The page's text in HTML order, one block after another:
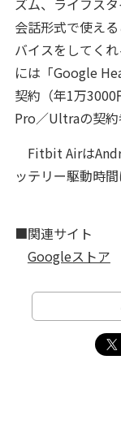
会話形式で使え
バイスをしてく
には「Google
契約（年1万
Pro／Ultraの契約
Fitbit Airは
ッテリー駆動時
■関連サイト
Googleストア